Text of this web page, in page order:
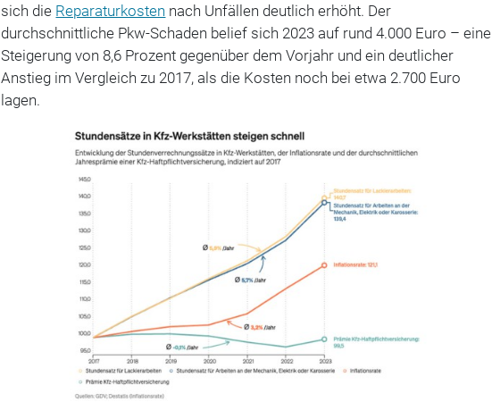
sich die Reparaturkosten nach Unfällen deutlich erhöht. Der
durchschnittliche Pkw-Schaden belief sich 2023 auf rund 4.000 Euro – eine
Steigerung von 8,6 Prozent gegenüber dem Vorjahr und ein deutlicher
Anstieg im Vergleich zu 2017, als die Kosten noch bei etwa 2.700 Euro
lagen.